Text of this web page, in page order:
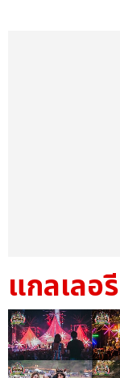
แกลเลอรี